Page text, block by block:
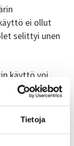
Tietoja
ei ollut
selittyi unen
käyttö voi
tarkasteltiin
joka kattoi
tutkimusta.